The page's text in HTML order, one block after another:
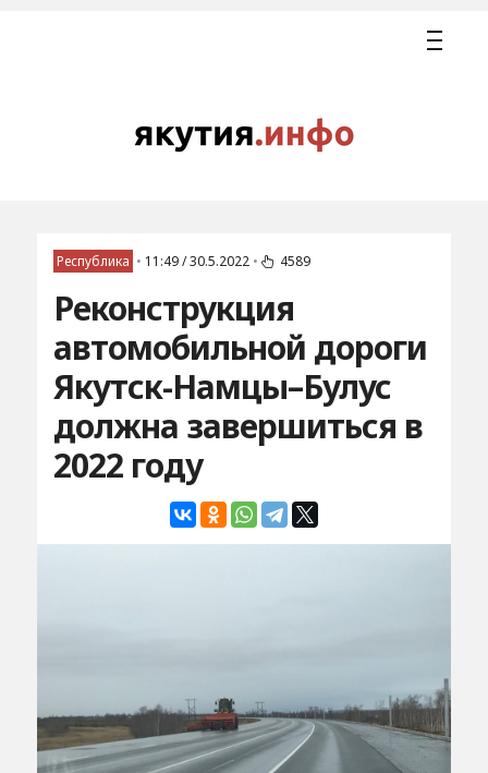
Республика • 11:49 / 30.5.2022 • 4589
Реконструкция
автомобильной дороги
Якутск-Намцы–Булус
должна завершиться в
2022 году